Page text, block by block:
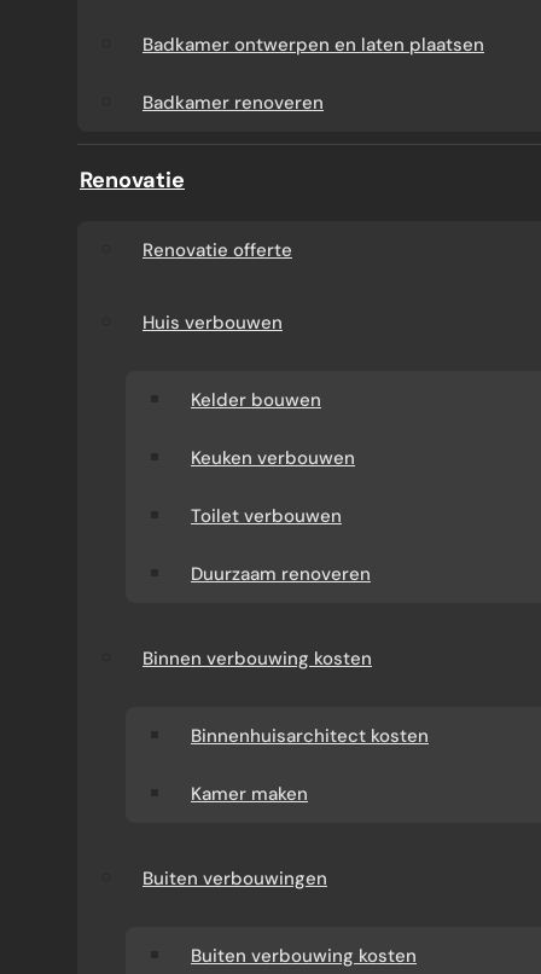
Badkamer ontwerpen en laten plaatsen
Badkamer renoveren
Renovatie
Renovatie offerte
Huis verbouwen
Kelder bouwen
Keuken verbouwen
Toilet verbouwen
Duurzaam renoveren
Binnen verbouwing kosten
Binnenhuisarchitect kosten
Kamer maken
Buiten verbouwingen
Buiten verbouwing kosten